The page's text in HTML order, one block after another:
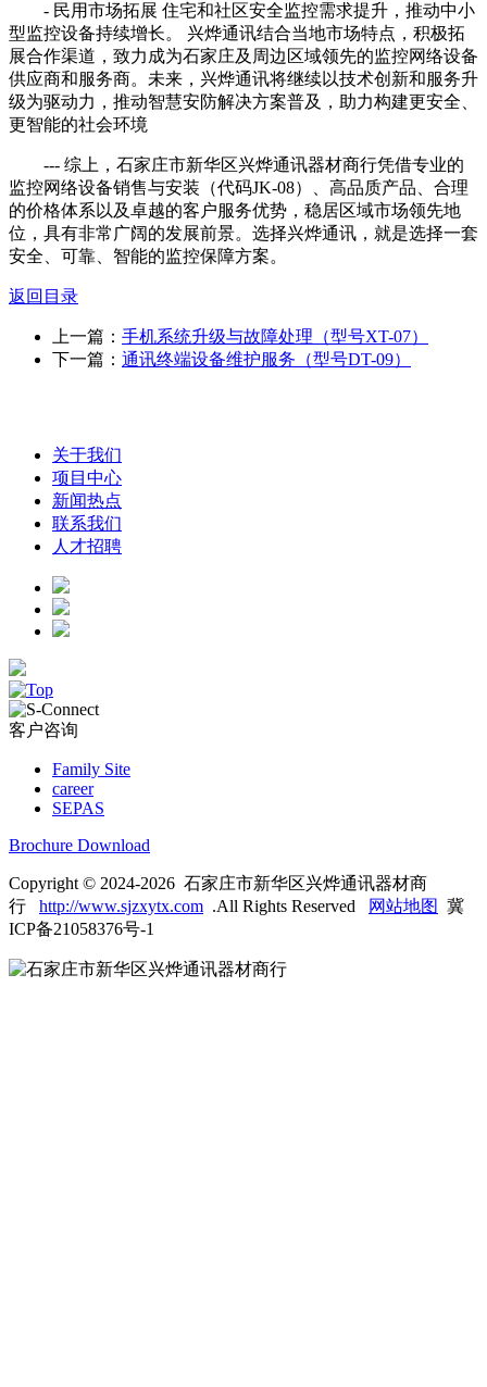
- 民用市场拓展 住宅和社区安全监控需求提升，推动中小
型监控设备持续增长。 兴烨通讯结合当地市场特点，积极拓
展合作渠道，致力成为石家庄及周边区域领先的监控网络设备
供应商和服务商。未来，兴烨通讯将继续以技术创新和服务升
级为驱动力，推动智慧安防解决方案普及，助力构建更安全、
更智能的社会环境
--- 综上，石家庄市新华区兴烨通讯器材商行凭借专业的
监控网络设备销售与安装（代码JK-08）、高品质产品、合理
的价格体系以及卓越的客户服务优势，稳居区域市场领先地
位，具有非常广阔的发展前景。选择兴烨通讯，就是选择一套
安全、可靠、智能的监控保障方案。
返回目录
上一篇： 手机系统升级与故障处理（型号XT-07）
下一篇： 通讯终端设备维护服务（型号DT-09）
关于我们
项目中心
新闻热点
联系我们
人才招聘
客户咨询
Family Site
career
SEPAS
Brochure Download
Copyright © 2024-2026 石家庄市新华区兴烨通讯器材商
行 http://www.sjzxytx.com .All Rights Reserved 网站地图 冀
ICP备21058376号-1